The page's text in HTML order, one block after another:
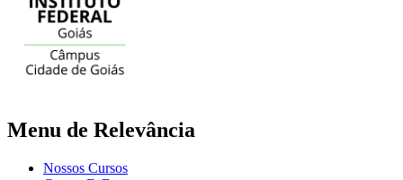
Menu de Relevância
Nossos Cursos